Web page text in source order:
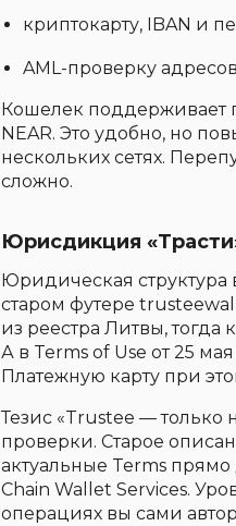
криптокарту, IBAN и
AML-проверку
Кошелек поддерживает
NEAR. Это удобно, но
нескольких сетях.
сложно.
Юрисдикция
Юридическая структура
старом футере
из реестра Литвы,
А в Terms of Use от 25
Платежную карту при
Тезис «Trustee —
проверки. Старое
актуальные Terms
Chain Wallet Services.
операциях вы сами